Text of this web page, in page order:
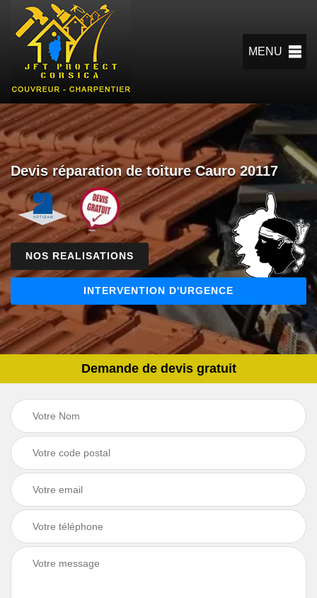
MENU
Devis réparation de toiture Cauro 20117
NOS REALISATIONS
INTERVENTION D'URGENCE
Demande de devis gratuit